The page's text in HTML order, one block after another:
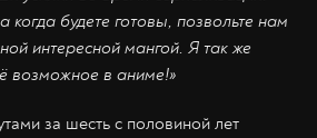
будете готовы, позвольте нам
интересной мангой. Я так же
возможное в аниме!»
за шесть с половиной лет